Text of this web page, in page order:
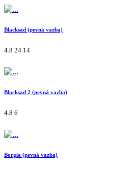
Blacksad (pevná vazba)
4.8 24 14
Blacksad 2 (pevná vazba)
4.8 6
Borgia (pevná vazba)